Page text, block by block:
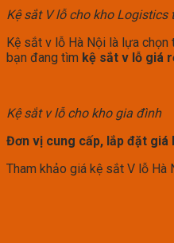
Kệ sắt V lỗ cho kho Logistics
Kệ sắt v lỗ Hà Nội là lựa
bạn đang tìm kệ sắt v lỗ giá
Kệ sắt v lỗ cho kho gia đình
Đơn vị cung cấp, lắp đặt giá
Tham khảo giá kệ sắt V lỗ Hà